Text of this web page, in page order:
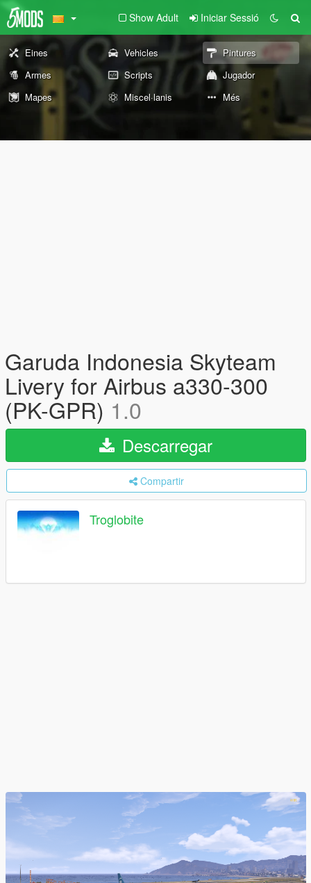
Show Adult Iniciar Sessió
Eines Vehicles
Pintures
Armes
Scripts
Jugador
Mapes
Miscel·lanis Més
Garuda Indonesia Skyteam
Livery for Airbus a330-300
(PK-GPR) 1.0
Descarregar
Compartir
Troglobite